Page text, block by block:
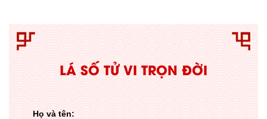
LÁ SỐ TỬ VI TRỌN ĐỜI
Họ và tên: